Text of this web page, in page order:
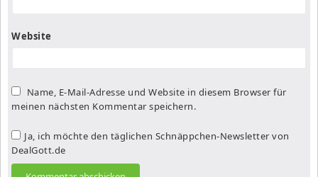
Website
Name, E-Mail-Adresse und Website in diesem Browser für
meinen nächsten Kommentar speichern.
Ja, ich möchte den täglichen Schnäppchen-Newsletter von
DealGott.de